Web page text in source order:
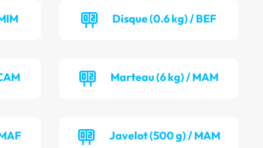
Disque (0.6 kg) / BEF
Marteau (6 kg) / MAM
Javelot (500 g) / MAM